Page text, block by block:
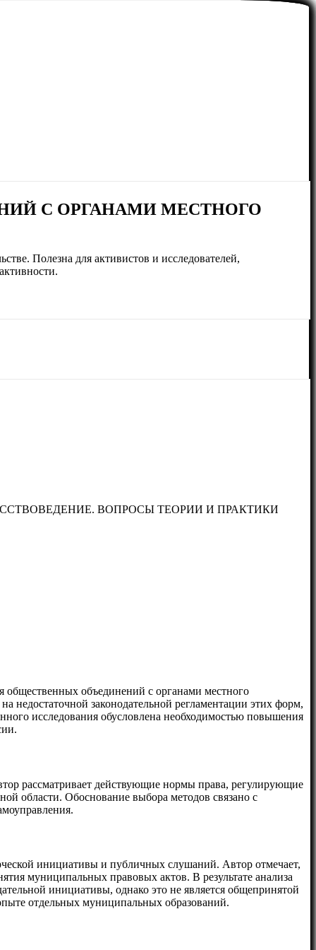
С ОРГАНАМИ МЕСТНОГО
Полезна для активистов и исследователей,
ВОПРОСЫ ТЕОРИИ И ПРАКТИКИ
общественных объединений с органами местного
недостаточной законодательной регламентации этих форм,
исследования обусловлена необходимостью повышения
рассматривает действующие нормы права, регулирующие
области. Обоснование выбора методов связано с
инициативы и публичных слушаний. Автор отмечает,
муниципальных правовых актов. В результате анализа
инициативы, однако это не является общепринятой
отдельных муниципальных образований.